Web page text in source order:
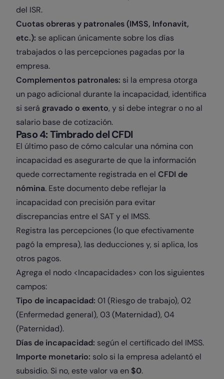
del ISR.
Cuotas obreras y patronales (IMSS, Infonavit,
etc.): se aplican únicamente sobre los días
trabajados o las percepciones pagadas por la
empresa.
Complementos patronales: si la empresa otorga
un pago adicional durante la incapacidad, identifica
si será gravado o exento, y si debe integrar o no al
salario base de cotización.
Paso 4: Timbrado del CFDI
El último paso de cómo calcular una nómina con
incapacidad es asegurarte de que la información
quede correctamente registrada en el CFDI de
nómina. Este documento debe reflejar la
incapacidad con precisión para evitar
discrepancias entre el SAT y el IMSS.
Registra las percepciones (lo que efectivamente
pagó la empresa), las deducciones y, si aplica, los
otros pagos.
Agrega el nodo <Incapacidades> con los siguientes
campos:
Tipo de incapacidad: 01 (Riesgo de trabajo), 02
(Enfermedad general), 03 (Maternidad), 04
(Paternidad).
Días de incapacidad: según el certificado del IMSS.
Importe monetario: solo si la empresa adelantó el
subsidio. Si no, este valor va en $0.